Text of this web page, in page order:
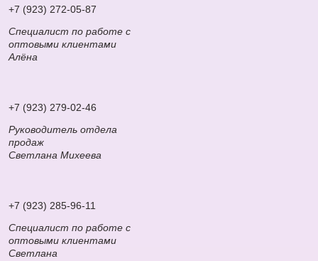
+7 (923) 272-05-87
Специалист по работе с
оптовыми клиентами
Алёна
+7 (923) 279-02-46
Руководитель отдела
продаж
Светлана Михеева
+7 (923) 285-96-11
Специалист по работе с
оптовыми клиентами
Светлана